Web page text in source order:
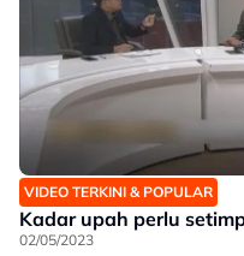
VIDEO TERKINI & POPULAR
Kadar upah perlu
02/05/2023